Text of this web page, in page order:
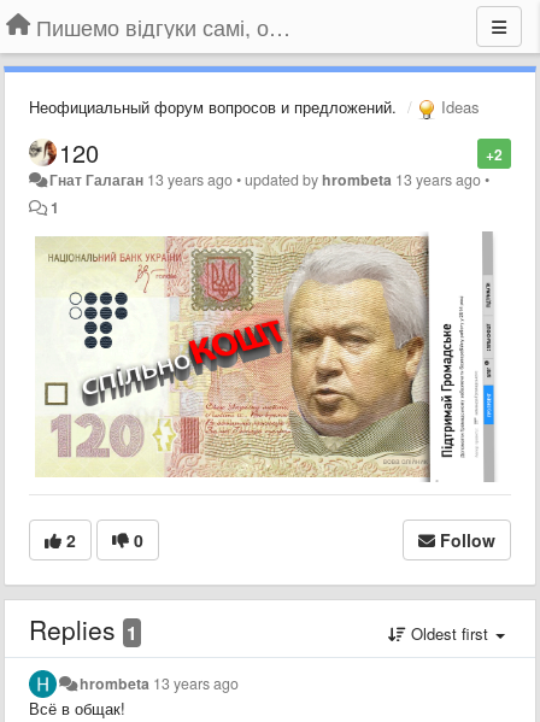
Пишемо відгуки самі, обговорюємо інші ідеї та пропозиції до Громадського Телебачення
Неофициальный форум вопросов и предложений. Ideas
+2
120
Гнат Галаган 13 years ago•updated byhrombeta 13 years ago•
1
2 0 Follow
Replies 1 Oldest first
hrombeta 13 years ago
Всё в общак!